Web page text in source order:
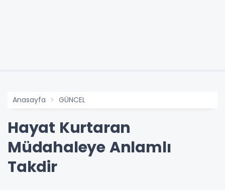
Anasayfa GÜNCEL
Hayat Kurtaran
Müdahaleye Anlamlı
Takdir